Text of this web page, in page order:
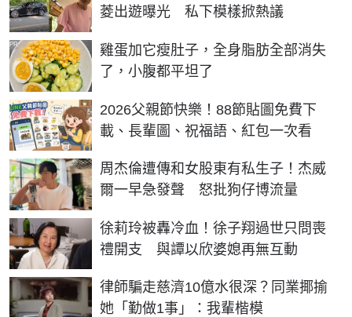
菱出遊曝光 私下模樣掀熱議
雞蛋加它瘦肚子，全身脂肪全部消失
了，小腹都平坦了
PR
2026父親節快樂！88節貼圖免費下
載、長輩圖、祝福語、紅包一次看
周杰倫遭傳和女股東有私生子！杰威
爾一早急發聲 怒批狗仔博流量
徐莉玲被轟冷血！徐子翔過世只問喪
禮開支 與譚以欣婆媳再無互動
律師騙走慈濟10億水很深？同業揶揄
她「勤做1事」：我輩楷模